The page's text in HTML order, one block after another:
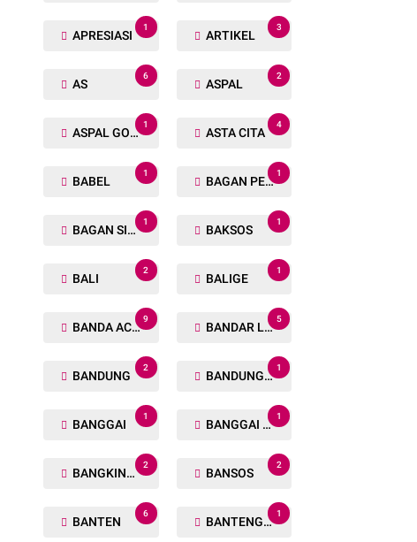
APRESIASI
1
ARTIKEL
3
AS
6
ASPAL
2
ASPAL GORENG
1
ASTA CITA
4
BABEL
1
BAGAN PETE
1
BAGAN SIAPIN API
1
BAKSOS
1
BALI
2
BALIGE
1
BANDA ACEH
9
BANDAR LAMPUNG
5
BANDUNG
2
BANDUNG BARAT
1
BANGGAI
1
BANGGAI LAUT
1
BANGKINANG
2
BANSOS
2
BANTEN
6
BANTENG RAIDERS
1